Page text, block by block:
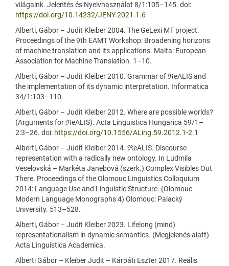
világaink. Jelentés és Nyelvhasználat 8/1:105–145. doi:
https://doi.org/10.14232/JENY.2021.1.6
Alberti, Gábor – Judit Kleiber 2004. The GeLexi MT project.
Proceedings of the 9th EAMT Workshop: Broadening horizons
of machine translation and its applications. Malta: European
Association for Machine Translation. 1–10.
Alberti, Gábor – Judit Kleiber 2010. Grammar of ℜeALIS and
the implementation of its dynamic interpretation. Informatica
34/1:103–110.
Alberti, Gábor – Judit Kleiber 2012. Where are possible worlds?
(Arguments for ℜeALIS). Acta Linguistica Hungarica 59/1–
2:3–26. doi: https://doi.org/10.1556/ALing.59.2012.1-2.1
Alberti, Gábor – Judit Kleiber 2014. ℜeALIS. Discourse
representation with a radically new ontology. In Ludmila
Veselovská – Markéta Janebová (szerk.) Complex Visibles Out
There. Proceedings of the Olomouc Linguistics Colloquium
2014: Language Use and Linguistic Structure. (Olomouc
Modern Language Monographs 4) Olomouc: Palacký
University. 513–528.
Alberti, Gábor – Judit Kleiber 2023. Lifelong (mind)
representationalism in dynamic semantics. (Megjelenés alatt)
Acta Linguistica Academica.
Alberti Gábor – Kleiber Judit – Kárpáti Eszter 2017. Reális